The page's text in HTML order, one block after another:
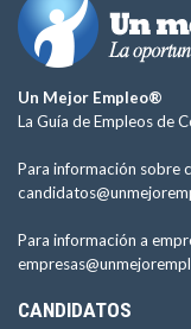
Un Mejor Empleo®
La Guía de Empleos de
Para información sobre
Para información a
CANDIDATOS